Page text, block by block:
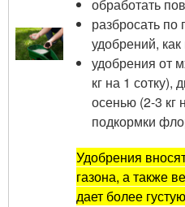
обработать
разбросать по
удобрений,
удобрения от
кг на 1 сотку),
осенью (2-3 кг
подкормки
Удобрения
газона, а также
дает более